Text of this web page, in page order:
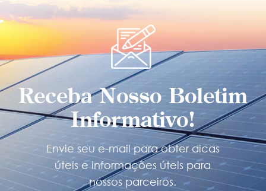
Receba Nosso Boletim
Informativo!
Envie seu e-mail para obter dicas
úteis e informações úteis para
nossos parceiros.